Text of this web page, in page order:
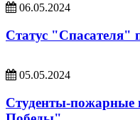
06.05.2024
Статус "Спасателя"
05.05.2024
Студенты-пожарные